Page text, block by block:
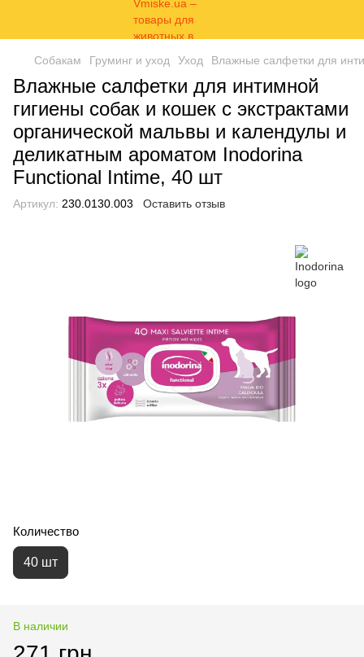
Собакам Груминг и уход Уход Влажные салфетки для
Влажные салфетки для интимной
гигиены собак и кошек с экстрактами
органической мальвы и календулы и
деликатным ароматом Inodorina
Functional Intime, 40 шт
Артикул: 230.0130.003 Оставить отзыв
Количество
40 шт
В наличии